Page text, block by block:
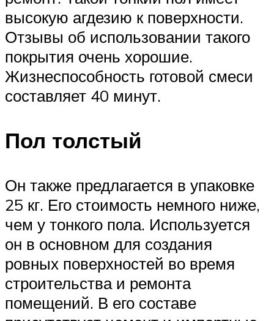
высокую агдезию к поверхности.
Отзывы об использовании такого
покрытия очень хорошие.
Жизнеспособность готовой смеси
составляет 40 минут.
Пол толстый
Он также предлагается в упаковке
25 кг. Его стоимость немного ниже,
чем у тонкого пола. Используется
он в основном для создания
ровных поверхностей во время
строительства и ремонта
помещений. В его составе